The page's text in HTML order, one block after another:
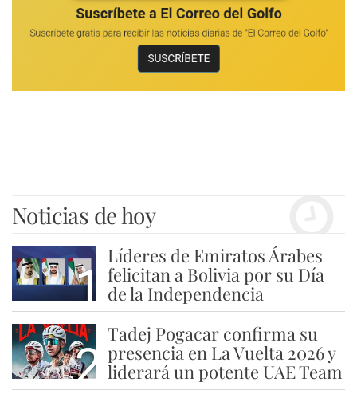
Noticias de hoy
1
Líderes de Emiratos Árabes
felicitan a Bolivia por su Día
de la Independencia
2
Tadej Pogacar confirma su
presencia en La Vuelta 2026 y
liderará un potente UAE Team